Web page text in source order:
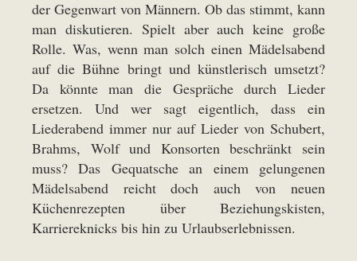
der Gegenwart von Männern. Ob das stimmt, kann
man diskutieren. Spielt aber auch keine große
Rolle. Was, wenn man solch einen Mädelsabend
auf die Bühne bringt und künstlerisch umsetzt?
Da könnte man die Gespräche durch Lieder
ersetzen. Und wer sagt eigentlich, dass ein
Liederabend immer nur auf Lieder von Schubert,
Brahms, Wolf und Konsorten beschränkt sein
muss? Das Gequatsche an einem gelungenen
Mädelsabend reicht doch auch von neuen
Küchenrezepten über Beziehungskisten,
Karriereknicks bis hin zu Urlaubserlebnissen.